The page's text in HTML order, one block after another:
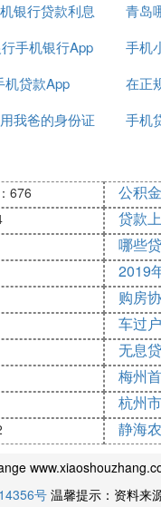
很多份文件上签
机了，收据什么
额等信息。
周期长、成本费
先交付一小部分
时分期偿付。购
次交付货款的日
款公司。
问题，
市各大手机店去问
银行贷款利息
怎么查询
青岛
手机银行App
能贷款吗
手机
机贷款App
在正
我爸的身份证
手机
676 公积
贷款
哪些
2019
购房
车过
无息
梅州
杭州
静海
号温馨提示：资料来